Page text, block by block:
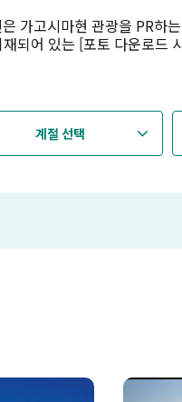
가고시마현 관광을 PR하
되어 있는 [포토 다운로드
계절 선택